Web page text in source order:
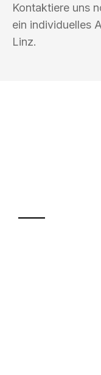
Kontaktiere uns
ein individuelles
Linz.